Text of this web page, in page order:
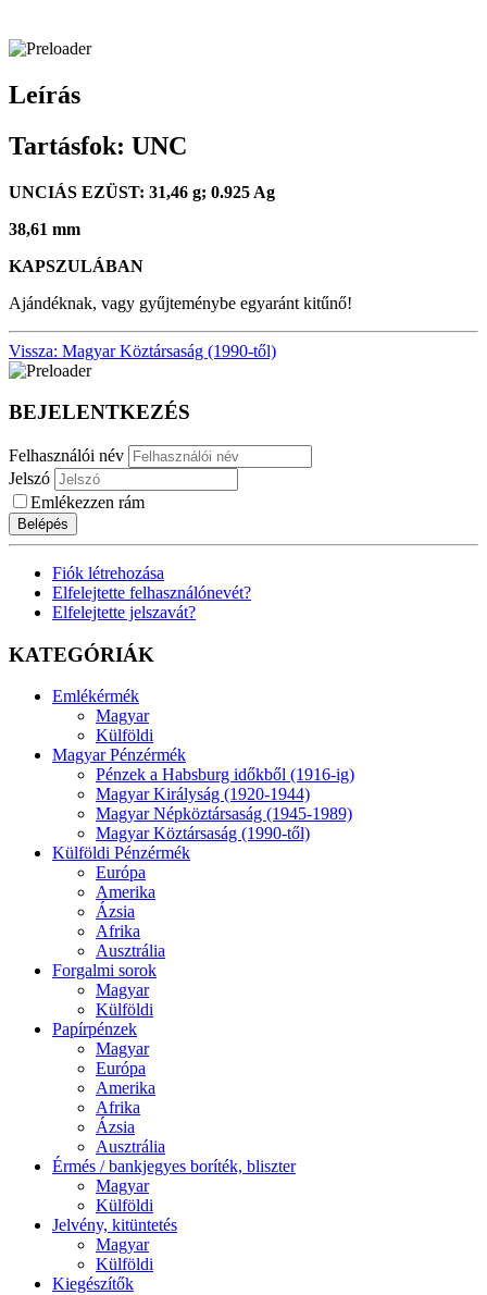
Leírás
Tartásfok: UNC
UNCIÁS EZÜST: 31,46 g; 0.925 Ag
38,61 mm
KAPSZULÁBAN
Ajándéknak, vagy gyűjteménybe egyaránt kitűnő!
Vissza: Magyar Köztársaság (1990-től)
BEJELENTKEZÉS
Felhasználói név
Jelszó
Emlékezzen rám
Belépés
Fiók létrehozása
Elfelejtette felhasználónevét?
Elfelejtette jelszavát?
KATEGÓRIÁK
Emlékérmék
Magyar
Külföldi
Magyar Pénzérmék
Pénzek a Habsburg időkből (1916-ig)
Magyar Királyság (1920-1944)
Magyar Népköztársaság (1945-1989)
Magyar Köztársaság (1990-től)
Külföldi Pénzérmék
Európa
Amerika
Ázsia
Afrika
Ausztrália
Forgalmi sorok
Magyar
Külföldi
Papírpénzek
Magyar
Európa
Amerika
Afrika
Ázsia
Ausztrália
Érmés / bankjegyes boríték, bliszter
Magyar
Külföldi
Jelvény, kitüntetés
Magyar
Külföldi
Kiegészítők